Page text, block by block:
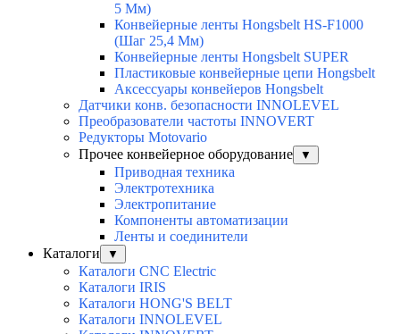
5 Мм)
Конвейерные ленты Hongsbelt HS-F1000
(Шаг 25,4 Мм)
Конвейерные ленты Hongsbelt SUPER
Пластиковые конвейерные цепи Hongsbelt
Аксессуары конвейеров Hongsbelt
Датчики конв. безопасности INNOLEVEL
Преобразователи частоты INNOVERT
Редукторы Motovario
Прочее конвейерное оборудование
▼
Приводная техника
Электротехника
Электропитание
Компоненты автоматизации
Ленты и соединители
Каталоги
▼
Каталоги CNC Electric
Каталоги IRIS
Каталоги HONG'S BELT
Каталоги INNOLEVEL